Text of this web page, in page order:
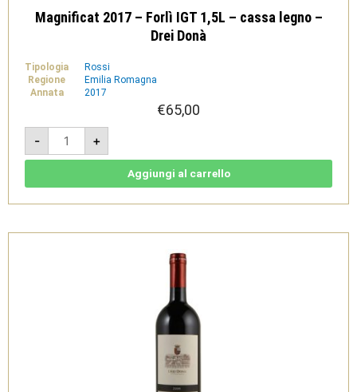
Magnificat 2017 – Forlì IGT 1,5L – cassa legno –
Drei Donà
Tipologia
Rossi
Regione
Emilia Romagna
Annata
2017
€65,00
-
Magnificat
2017
-
Forlì
cassa
Drei
+
Aggiungi al carrello